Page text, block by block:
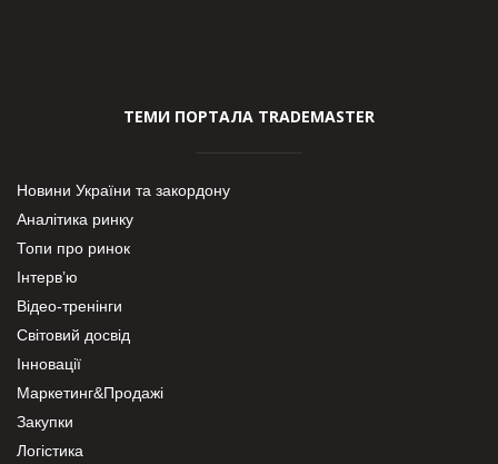
ТЕМИ ПОРТАЛА TRADEMASTER
Новини України та закордону
Аналітика ринку
Топи про ринок
Інтерв’ю
Відео-тренінги
Світовий досвід
Інновації
Маркетинг&Продажі
Закупки
Логістика